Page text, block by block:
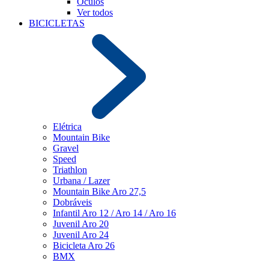
Ver todos
BICICLETAS
Elétrica
Mountain Bike
Gravel
Speed
Triathlon
Urbana / Lazer
Mountain Bike Aro 27,5
Dobráveis
Infantil Aro 12 / Aro 14 / Aro 16
Juvenil Aro 20
Juvenil Aro 24
Bicicleta Aro 26
BMX